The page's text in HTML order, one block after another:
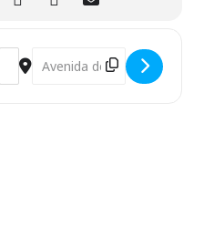
Address - Exposición Permanente:
Destination Address -